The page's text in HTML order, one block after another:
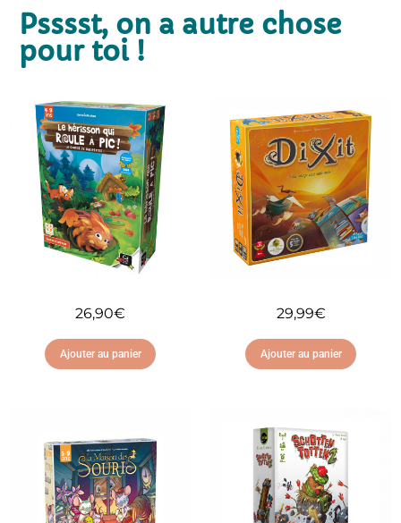
Psssst, on a autre chose
pour toi !
26,90€
Ajouter au panier
Ajouter à ma liste
d'envies
29,99€
Ajouter au panier
Ajouter à ma liste
d'envies